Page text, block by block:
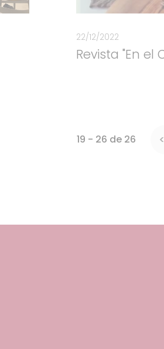
22/12/2022
Revista "En el
19 - 26 de 26